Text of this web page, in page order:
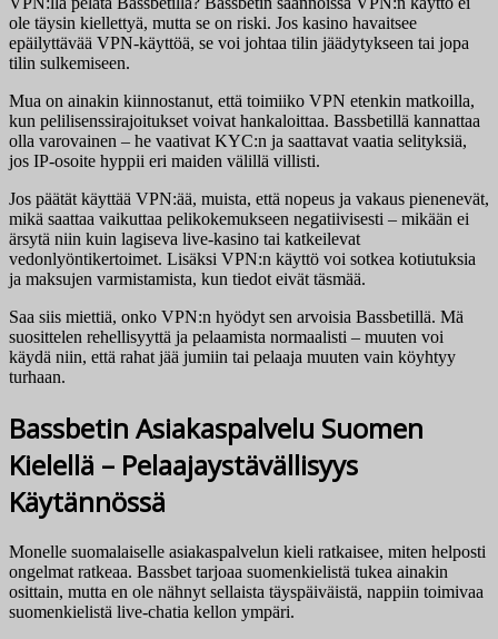
ole täysin kiellettyä, mutta se on riski. Jos kasino havaitsee
epäilyttävää VPN-käyttöä, se voi johtaa tilin jäädytykseen tai jopa
tilin sulkemiseen.
Mua on ainakin kiinnostanut, että toimiiko VPN etenkin matkoilla,
kun pelilisenssirajoitukset voivat hankaloittaa. Bassbetillä kannattaa
olla varovainen – he vaativat KYC:n ja saattavat vaatia selityksiä,
jos IP-osoite hyppii eri maiden välillä villisti.
Jos päätät käyttää VPN:ää, muista, että nopeus ja vakaus pienenevät,
mikä saattaa vaikuttaa pelikokemukseen negatiivisesti – mikään ei
ärsytä niin kuin lagiseva live-kasino tai katkeilevat
vedonlyöntikertoimet. Lisäksi VPN:n käyttö voi sotkea kotiutuksia
ja maksujen varmistamista, kun tiedot eivät täsmää.
Saa siis miettiä, onko VPN:n hyödyt sen arvoisia Bassbetillä. Mä
suosittelen rehellisyyttä ja pelaamista normaalisti – muuten voi
käydä niin, että rahat jää jumiin tai pelaaja muuten vain köyhtyy
turhaan.
Bassbetin Asiakaspalvelu Suomen
Kielellä – Pelaajaystävällisyys
Käytännössä
Monelle suomalaiselle asiakaspalvelun kieli ratkaisee, miten helposti
ongelmat ratkeaa. Bassbet tarjoaa suomenkielistä tukea ainakin
osittain, mutta en ole nähnyt sellaista täyspäiväistä, nappiin toimivaa
suomenkielistä live-chatia kellon ympäri.